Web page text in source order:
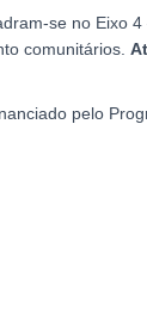
se no Eixo
comunitários.
pelo